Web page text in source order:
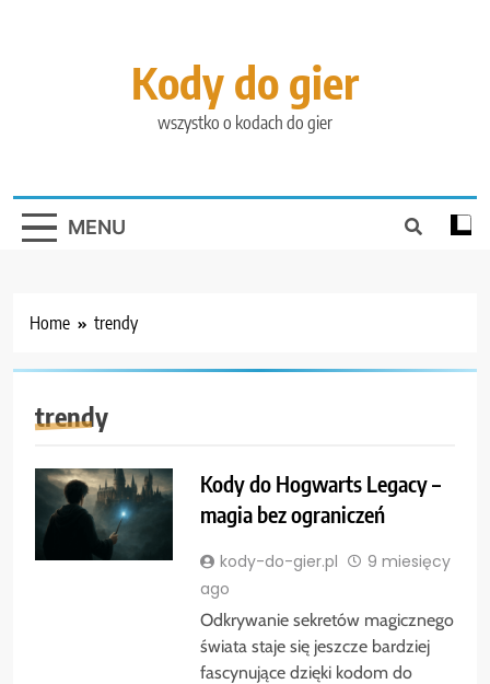
Kody do gier
wszystko o kodach do gier
MENU
Home trendy
trendy
Kody do Hogwarts Legacy –
magia bez ograniczeń
kody-do-gier.pl
9 miesięcy
ago
Odkrywanie sekretów magicznego
świata staje się jeszcze bardziej
fascynujące dzięki kodom do